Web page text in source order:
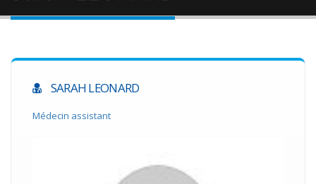
SARAH LEONARD
Médecin assistant